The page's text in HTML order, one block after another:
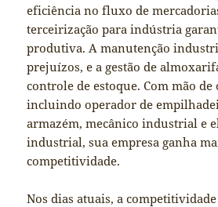
eficiência no fluxo de
terceirização para indústria
produtiva. A manutenção
prejuízos, e a gestão de
controle de estoque. Com mão
incluindo operador de
armazém, mecânico industrial e
industrial, sua empresa ganha
competitividade.
Nos dias atuais, a